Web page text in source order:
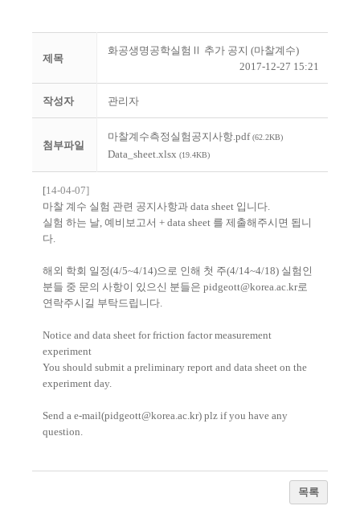
제목
화공생명공학실험Ⅱ 추가 공지 (마찰계수)
2017-12-27 15:21
작성자 관리자
첨부파일
마찰계수측정실험공지사항.pdf(62.2KB)
Data_sheet.xlsx (19.4KB)
[14-04-07]
마찰 계수 실험 관련 공지사항과 data sheet 입니다.
실험 하는 날, 예비보고서 + data sheet 를 제출해주시면 됩니
다.
해외 학회 일정(4/5~4/14)으로 인해 첫 주(4/14~4/18) 실험인
분들 중 문의 사항이 있으신 분들은 pidgeott@korea.ac.kr로
연락주시길 부탁드립니다.
Notice and data sheet for friction factor measurement
experiment
You should submit a preliminary report and data sheet on the
experiment day.
Send a e-mail(pidgeott@korea.ac.kr) plz if you have any
question.
목록